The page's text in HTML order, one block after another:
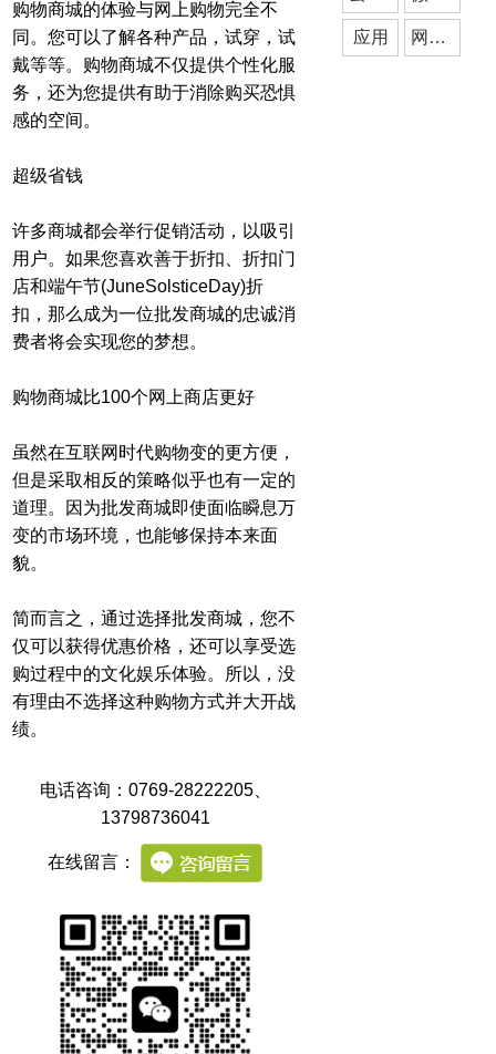
购物商城的体验与网上购物完全不
同。您可以了解各种产品，试穿，试
戴等等。购物商城不仅提供个性化服
务，还为您提供有助于消除购买恐惧
感的空间。
超级省钱
许多商城都会举行促销活动，以吸引
用户。如果您喜欢善于折扣、折扣门
店和端午节(JuneSolsticeDay)折
扣，那么成为一位批发商城的忠诚消
费者将会实现您的梦想。
购物商城比100个网上商店更好
虽然在互联网时代购物变的更方便，
但是采取相反的策略似乎也有一定的
道理。因为批发商城即使面临瞬息万
变的市场环境，也能够保持本来面
貌。
简而言之，通过选择批发商城，您不
仅可以获得优惠价格，还可以享受选
购过程中的文化娱乐体验。所以，没
有理由不选择这种购物方式并大开战
绩。
电话咨询：0769-28222205、
13798736041
在线留言：
应用 网站建设